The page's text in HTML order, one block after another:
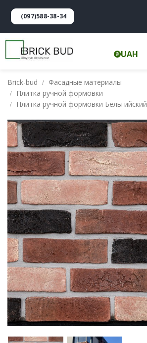
(097)588-38-34
UAH
Brick-bud
Фасадные материалы
Плитка ручной формовки
Плитка ручной формовки